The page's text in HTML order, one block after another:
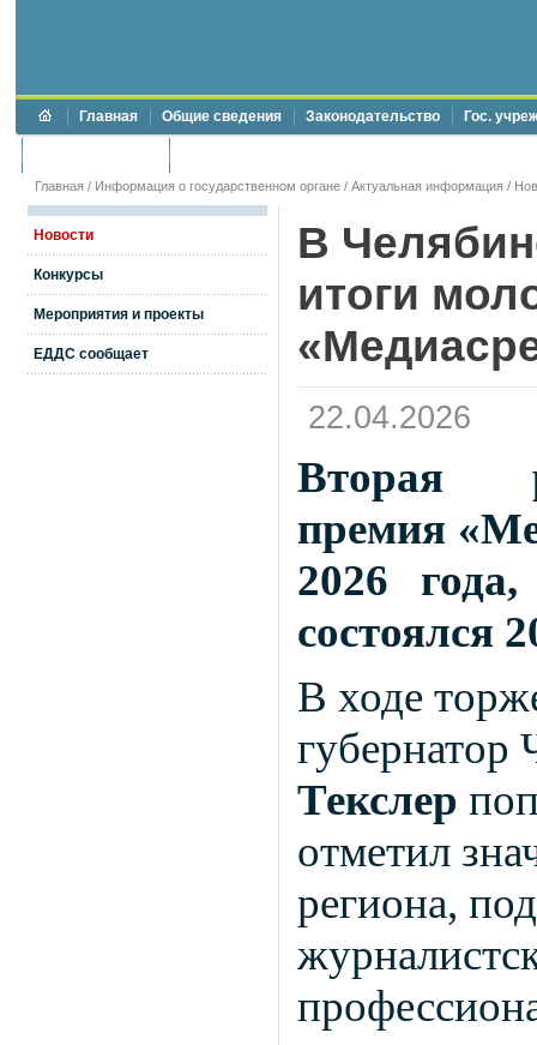
Главная Общие сведения Законодательство Гос.
Главная / Информация о государственном органе / Актуальная информация /
Новости
Конкурсы
Мероприятия и проекты
ЕДДС сообщает
В
итоги
22.04.2026
Вторая
премия
2026
состоялся
В ходе
губернатор
Текслер
отметил
региона,